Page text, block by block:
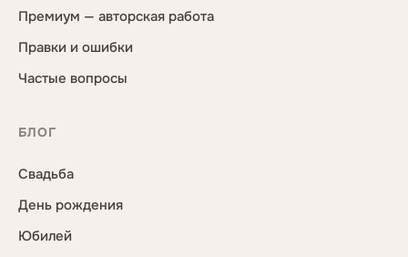
Премиум — авторская работа
Правки и ошибки
Частые вопросы
БЛОГ
Свадьба
День рождения
Юбилей